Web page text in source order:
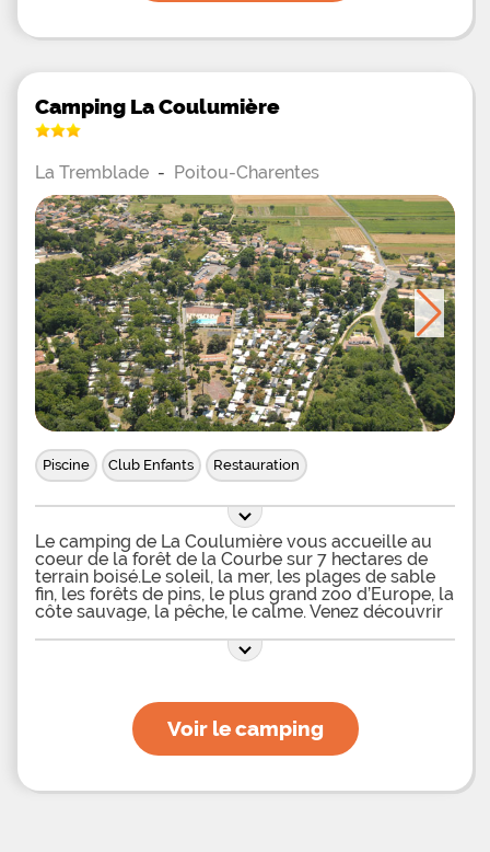
Camping La Coulumière
La Tremblade - Poitou-Charentes
Piscine Club Enfants Restauration
Le camping de La Coulumière vous accueille au
coeur de la forêt de la Courbe sur 7 hectares de
terrain boisé.Le soleil, la mer, les plages de sable
fin, les forêts de pins, le plus grand zoo d’Europe, la
côte sauvage, la pêche, le calme. Venez découvrir
quiétude de la Charente-Maritime, le soleil du
Sud-ouest et respirer l’air iodé de l’Océan
extérieure chauffée pour vos après-midi détente et
bien-être en famille ou entres
Voir le camping